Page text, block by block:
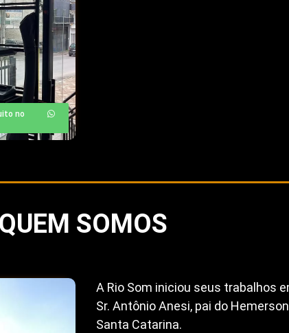
no
QUEM SOMOS
A Rio Som iniciou seus trabalhos
Sr. Antônio Anesi, pai do
Santa Catarina.